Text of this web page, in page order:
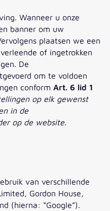
Wanneer u onze
banner om uw
plaatsen we een
of ingetrokken
De
om te voldoen
conform Art. 6 lid 1
op elk gewenst
in de
op de website.
van verschillende
Gordon House,
(hierna: “Google”).